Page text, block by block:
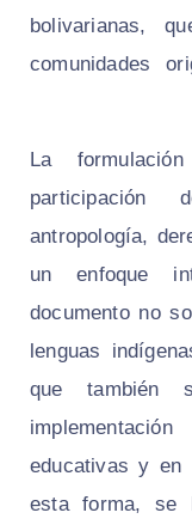
bolivarianas,
comunidades
La
participación
antropología,
un enfoque
documento no
lenguas
que también
educativas y en
esta forma, se